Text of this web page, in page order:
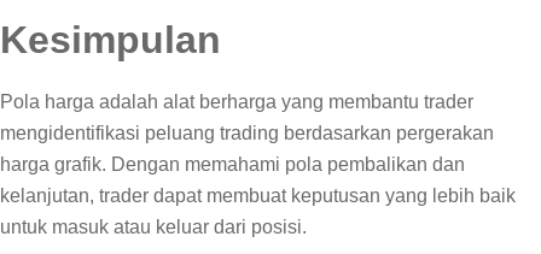
Kesimpulan
Pola harga adalah alat berharga yang membantu trader
mengidentifikasi peluang trading berdasarkan pergerakan
harga grafik. Dengan memahami pola pembalikan dan
kelanjutan, trader dapat membuat keputusan yang lebih baik
untuk masuk atau keluar dari posisi.